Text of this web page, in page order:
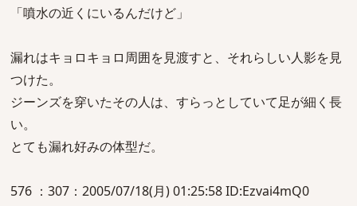
「噴水の近くにいるんだけど」
漏れはキョロキョロ周囲を見渡すと、それらしい人影を見
つけた。
ジーンズを穿いたその人は、すらっとしていて足が細く長
い。
とても漏れ好みの体型だ。
576 ：307：2005/07/18(月) 01:25:58 ID:Ezvai4mQ0